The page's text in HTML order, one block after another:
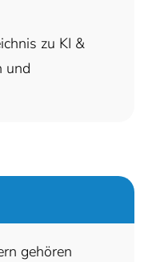
zu KI &
und
gehören